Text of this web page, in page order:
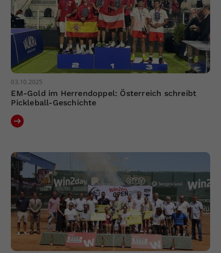
03.10.2025
EM-Gold im Herrendoppel: Österreich schreibt
Pickleball-Geschichte